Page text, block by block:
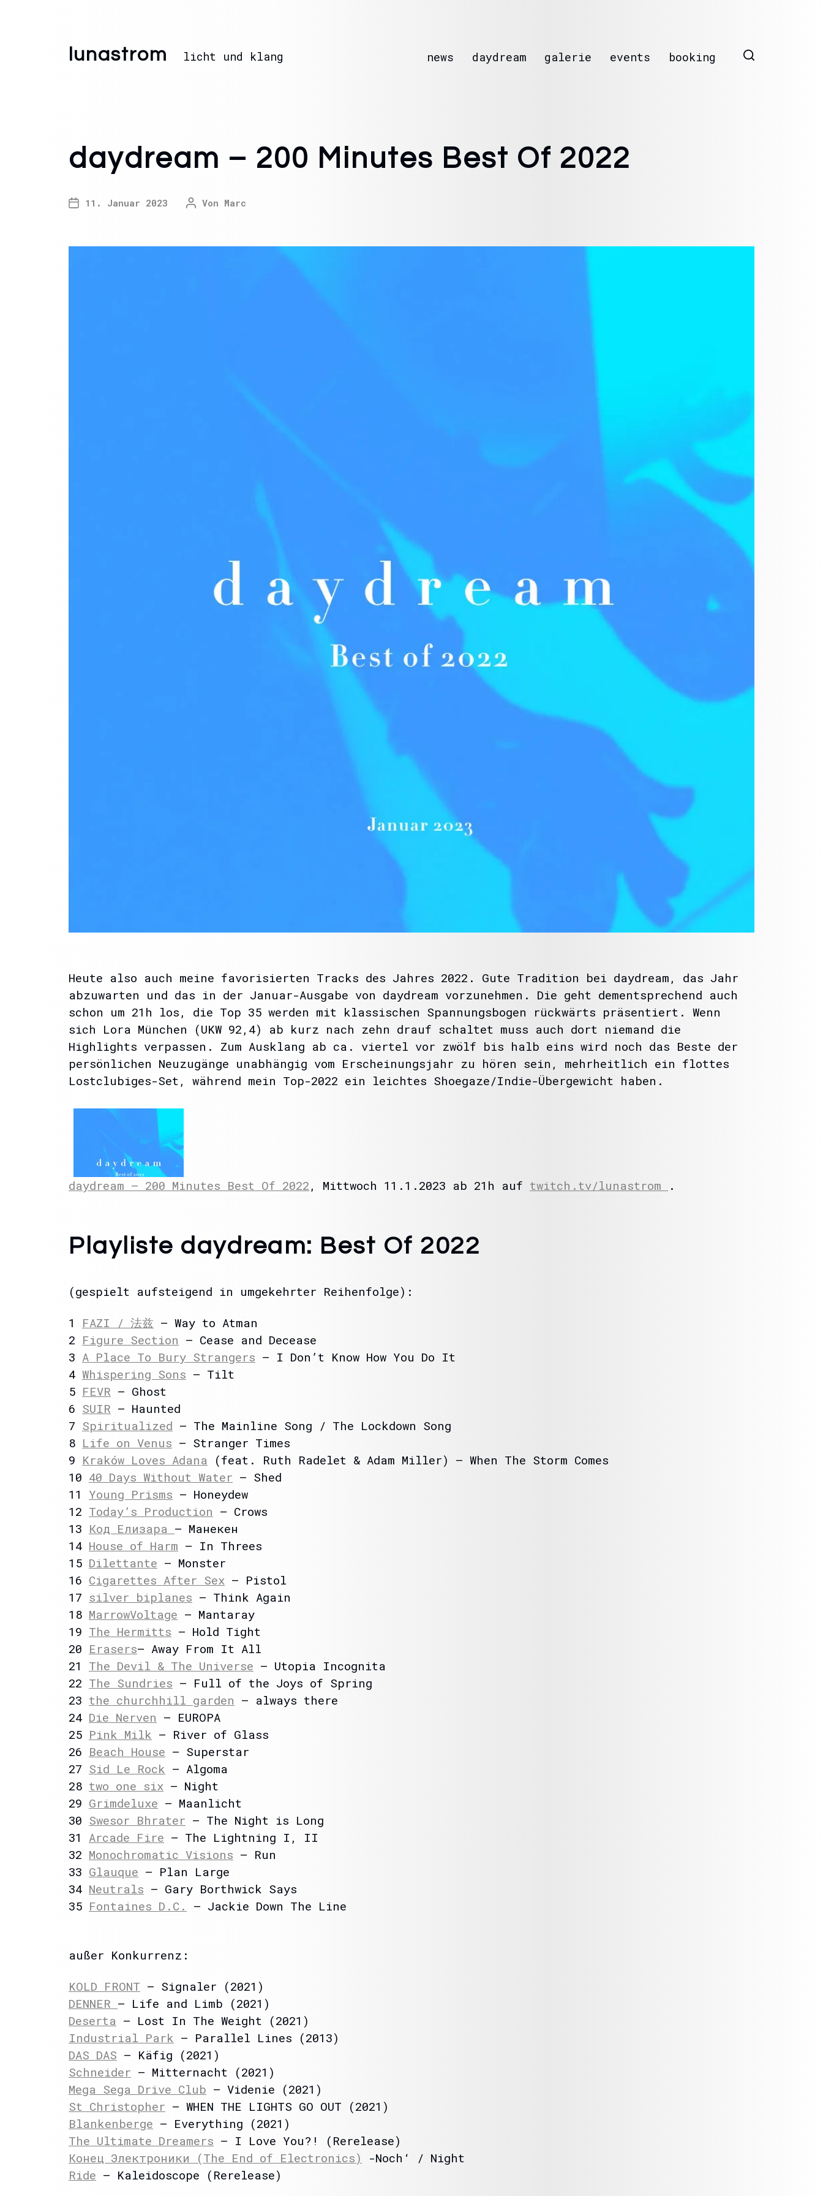
lunastrom licht und klang news daydream galerie events booking
daydream – 200 Minutes Best Of 2022
11. Januar 2023 Von Marc
Heute also auch meine favorisierten Tracks des Jahres 2022. Gute Tradition bei daydream, das Jahr
abzuwarten und das in der Januar-Ausgabe von daydream vorzunehmen. Die geht dementsprechend auch
schon um 21h los, die Top 35 werden mit klassischen Spannungsbogen rückwärts präsentiert. Wenn
sich Lora München (UKW 92,4) ab kurz nach zehn drauf schaltet muss auch dort niemand die
Highlights verpassen. Zum Ausklang ab ca. viertel vor zwölf bis halb eins wird noch das Beste der
persönlichen Neuzugänge unabhängig vom Erscheinungsjahr zu hören sein, mehrheitlich ein flottes
Lostclubiges-Set, während mein Top-2022 ein leichtes Shoegaze/Indie-Übergewicht haben.
daydream – 200 Minutes Best Of 2022 , Mittwoch 11.1.2023 ab 21h auf twitch.tv/lunastrom .
Playliste daydream: Best Of 2022
(gespielt aufsteigend in umgekehrter Reihenfolge):
1 FAZI / 法兹 – Way to Atman
2 Figure Section – Cease and Decease
3 A Place To Bury Strangers – I Don’t Know How You Do It
4 Whispering Sons – Tilt
5 FEVR – Ghost
6 SUIR – Haunted
7 Spiritualized – The Mainline Song / The Lockdown Song
8 Life on Venus – Stranger Times
9 Kraków Loves Adana (feat. Ruth Radelet & Adam Miller) – When The Storm Comes
10 40 Days Without Water – Shed
11 Young Prisms – Honeydew
12 Today’s Production – Crows
13 Код Елизара – Манекен
14 House of Harm – In Threes
15 Dilettante – Monster
16 Cigarettes After Sex – Pistol
17 silver biplanes – Think Again
18 MarrowVoltage – Mantaray
19 The Hermitts – Hold Tight
20 Erasers– Away From It All
21 The Devil & The Universe – Utopia Incognita
22 The Sundries – Full of the Joys of Spring
23 the churchhill garden – always there
24 Die Nerven – EUROPA
25 Pink Milk – River of Glass
26 Beach House – Superstar
27 Sid Le Rock – Algoma
28 two one six – Night
29 Grimdeluxe – Maanlicht
30 Swesor Bhrater – The Night is Long
31 Arcade Fire – The Lightning I, II
32 Monochromatic Visions – Run
33 Glauque – Plan Large
34 Neutrals – Gary Borthwick Says
35 Fontaines D.C. – Jackie Down The Line
außer Konkurrenz:
KOLD FRONT – Signaler (2021)
DENNER – Life and Limb (2021)
Deserta – Lost In The Weight (2021)
Industrial Park – Parallel Lines (2013)
DAS DAS – Käfig (2021)
Schneider – Mitternacht (2021)
Mega Sega Drive Club – Videnie (2021)
St Christopher – WHEN THE LIGHTS GO OUT (2021)
Blankenberge – Everything (2021)
The Ultimate Dreamers – I Love You?! (Rerelease)
Конец Электроники (The End of Electronics)
-Noch‘ / Night
Ride – Kaleidoscope (Rerelease)